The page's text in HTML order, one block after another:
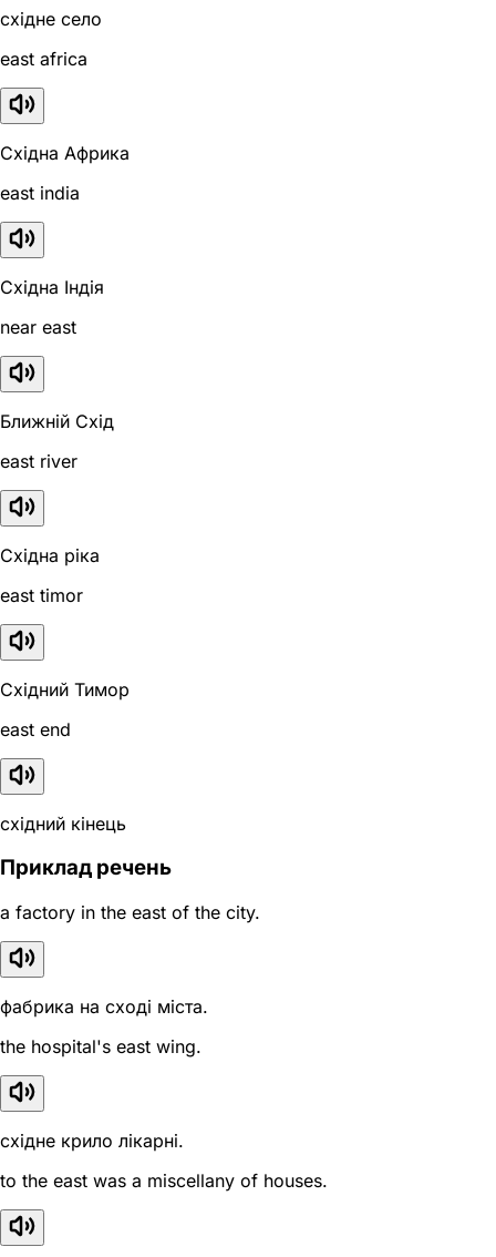
східне село
east africa
Східна Африка
east india
Східна Індія
near east
Ближній Схід
east river
Східна ріка
east timor
Східний Тимор
east end
східний кінець
Приклад речень
a factory in the east of the city.
фабрика на сході міста.
the hospital's east wing.
східне крило лікарні.
to the east was a miscellany of houses.